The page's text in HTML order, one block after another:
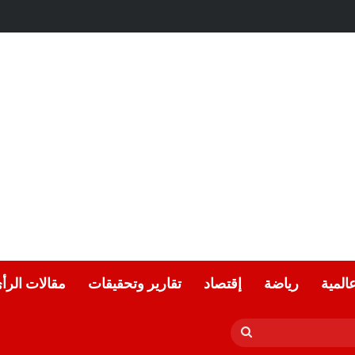
رياضة إقتصاد تقارير وتحقيقات مقالات
بحث